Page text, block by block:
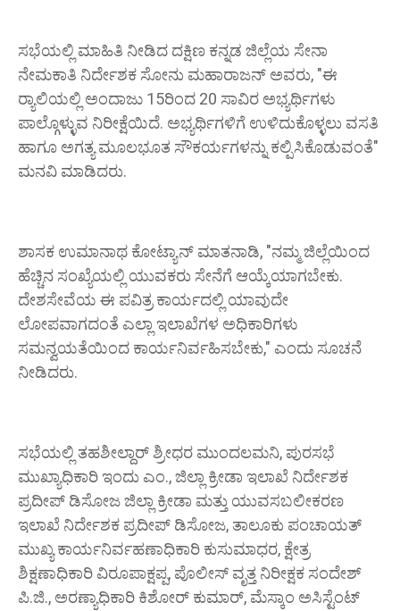
ಸಭೆಯಲ್ಲಿ ಮಾಹಿತಿ ನೀಡಿದ ದಕ್ಷಿಣ ಕನ್ನಡ ಜಿಲ್ಲೆಯ ಸೇನಾ
ನೇಮಕಾತಿ ನಿರ್ದೇಶಕ ಸೋನು ಮಹಾರಾಜನ್ ಅವರು, "ಈ
ರ‍್ಯಾಲಿಯಲ್ಲಿ ಅಂದಾಜು 15ರಿಂದ 20 ಸಾವಿರ ಅಭ್ಯರ್ಥಿಗಳು
ಪಾಲ್ಗೊಳ್ಳುವ ನಿರೀಕ್ಷೆಯಿದೆ. ಅಭ್ಯರ್ಥಿಗಳಿಗೆ ಉಳಿದುಕೊಳ್ಳಲು ವಸತಿ
ಹಾಗೂ ಅಗತ್ಯ ಮೂಲಭೂತ ಸೌಕರ್ಯಗಳನ್ನು ಕಲ್ಪಿಸಿಕೊಡುವಂತೆ"
ಮನವಿ ಮಾಡಿದರು.
ಶಾಸಕ ಉಮಾನಾಥ ಕೋಟ್ಯಾನ್ ಮಾತನಾಡಿ, "ನಮ್ಮ ಜಿಲ್ಲೆಯಿಂದ
ಹೆಚ್ಚಿನ ಸಂಖ್ಯೆಯಲ್ಲಿ ಯುವಕರು ಸೇನೆಗೆ ಆಯ್ಕೆಯಾಗಬೇಕು.
ದೇಶಸೇವೆಯ ಈ ಪವಿತ್ರ ಕಾರ್ಯದಲ್ಲಿ ಯಾವುದೇ
ಲೋಪವಾಗದಂತೆ ಎಲ್ಲಾ ಇಲಾಖೆಗಳ ಅಧಿಕಾರಿಗಳು
ಸಮನ್ವಯತೆಯಿಂದ ಕಾರ್ಯನಿರ್ವಹಿಸಬೇಕು," ಎಂದು ಸೂಚನೆ
ನೀಡಿದರು.
ಸಭೆಯಲ್ಲಿ ತಹಶೀಲ್ದಾರ್ ಶ್ರೀಧರ ಮುಂದಲಮನಿ, ಪುರಸಭೆ
ಮುಖ್ಯಾಧಿಕಾರಿ ಇಂದು ಎಂ., ಜಿಲ್ಲಾ ಕ್ರೀಡಾ ಇಲಾಖೆ ನಿರ್ದೇಶಕ
ಪ್ರದೀಪ್ ಡಿಸೋಜ ಜಿಲ್ಲಾ ಕ್ರೀಡಾ ಮತ್ತು ಯುವಸಬಲೀಕರಣ
ಇಲಾಖೆ ನಿರ್ದೇಶಕ ಪ್ರದೀಪ್ ಡಿಸೋಜ, ತಾಲೂಕು ಪಂಚಾಯತ್
ಮುಖ್ಯ ಕಾರ್ಯನಿರ್ವಹಣಾಧಿಕಾರಿ ಕುಸುಮಾಧರ, ಕ್ಷೇತ್ರ
ಶಿಕ್ಷಣಾಧಿಕಾರಿ ವಿರೂಪಾಕ್ಷಪ್ಪ, ಪೊಲೀಸ್ ವೃತ್ತ ನಿರೀಕ್ಷಕ ಸಂದೇಶ್‌
ಪಿ.ಜಿ., ಅರಣ್ಯಾಧಿಕಾರಿ ಕಿಶೋರ್ ಕುಮಾರ್, ಮೆಸ್ಕಾಂ ಅಸಿಸ್ಟೆಂಟ್